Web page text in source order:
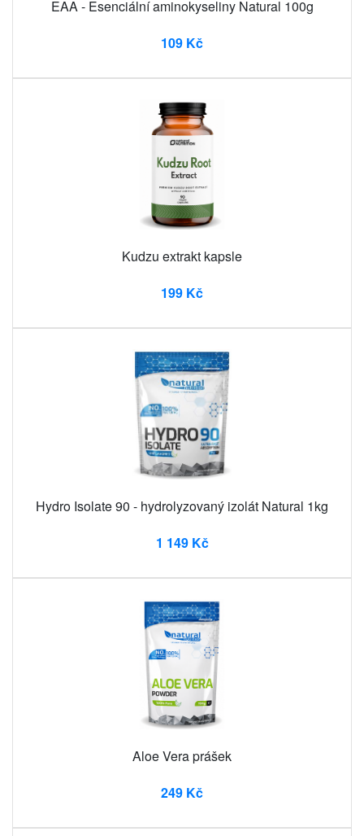
EAA - Esenciální aminokyseliny Natural 100g
109 Kč
Kudzu extrakt kapsle
199 Kč
Hydro Isolate 90 - hydrolyzovaný izolát Natural 1kg
1 149 Kč
Aloe Vera prášek
249 Kč